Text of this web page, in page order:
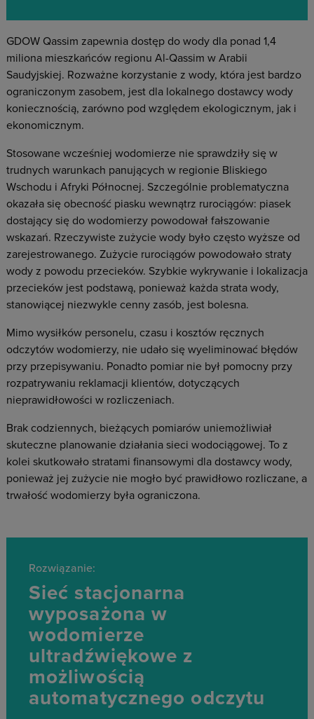
GDOW Qassim zapewnia dostęp do wody dla ponad 1,4
miliona mieszkańców regionu Al-Qassim w Arabii
Saudyjskiej. Rozważne korzystanie z wody, która jest bardzo
ograniczonym zasobem, jest dla lokalnego dostawcy wody
koniecznością, zarówno pod względem ekologicznym, jak i
ekonomicznym.
Stosowane wcześniej wodomierze nie sprawdziły się w
trudnych warunkach panujących w regionie Bliskiego
Wschodu i Afryki Północnej. Szczególnie problematyczna
okazała się obecność piasku wewnątrz rurociągów: piasek
dostający się do wodomierzy powodował fałszowanie
wskazań. Rzeczywiste zużycie wody było często wyższe od
zarejestrowanego. Zużycie rurociągów powodowało straty
wody z powodu przecieków. Szybkie wykrywanie i lokalizacja
przecieków jest podstawą, ponieważ każda strata wody,
stanowiącej niezwykle cenny zasób, jest bolesna.
Mimo wysiłków personelu, czasu i kosztów ręcznych
odczytów wodomierzy, nie udało się wyeliminować błędów
przy przepisywaniu. Ponadto pomiar nie był pomocny przy
rozpatrywaniu reklamacji klientów, dotyczących
nieprawidłowości w rozliczeniach.
Brak codziennych, bieżących pomiarów uniemożliwiał
skuteczne planowanie działania sieci wodociągowej. To z
kolei skutkowało stratami finansowymi dla dostawcy wody,
ponieważ jej zużycie nie mogło być prawidłowo rozliczane, a
trwałość wodomierzy była ograniczona.
Rozwiązanie:
Sieć stacjonarna
wyposażona w
wodomierze
ultradźwiękowe z
możliwością
automatycznego odczytu